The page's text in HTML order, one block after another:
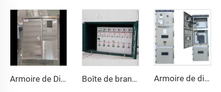
Armoire de Distribution Basse Tension JXF Courant Nominale 630A avec Conception Personnalisable Boîte de branchement câblée haute tension avec conception étanche pour utilisation extérieure Armoire de distribution haute tension KYN28A